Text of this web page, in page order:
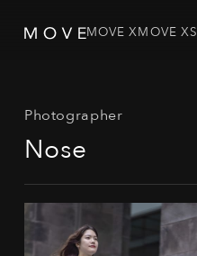
MOVE XMOVE XS
Photographer
Nose